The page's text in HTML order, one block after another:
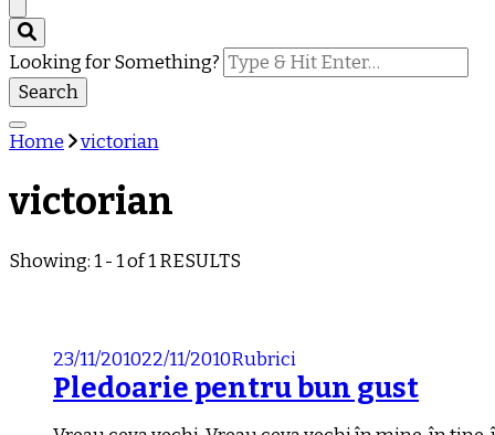
Looking for Something?
Home victorian
victorian
Showing: 1 - 1 of 1 RESULTS
23/11/201022/11/2010Rubrici
Pledoarie pentru bun gust